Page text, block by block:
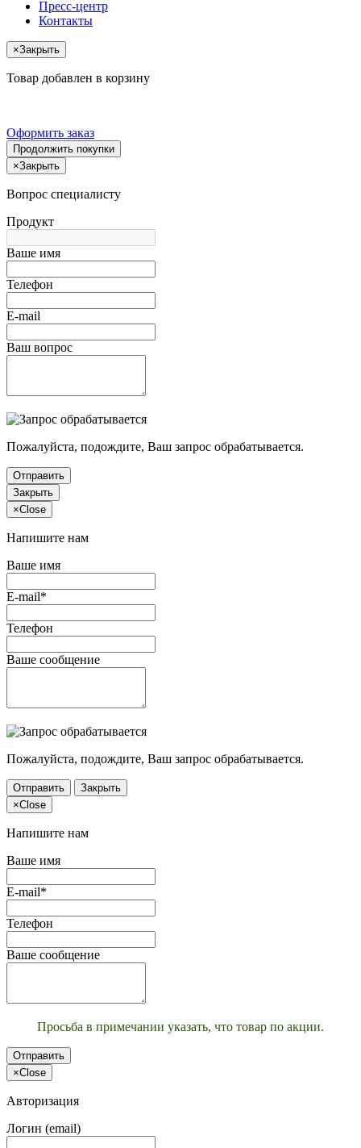
Пресс-центр
Контакты
×Закрыть
Товар добавлен в корзину
Оформить заказ
Продолжить покупки
×Закрыть
Вопрос специалисту
Продукт
Ваше имя
Телефон
E-mail
Ваш вопрос
Пожалуйста, подождите, Ваш запрос обрабатывается.
Отправить
Закрыть
×Close
Напишите нам
Ваше имя
E-mail*
Телефон
Ваше сообщение
Пожалуйста, подождите, Ваш запрос обрабатывается.
Отправить
Закрыть
×Close
Напишите нам
Ваше имя
E-mail*
Телефон
Ваше сообщение
Просьба в примечании указать, что товар по акции.
Отправить
×Close
Авторизация
Логин (email)